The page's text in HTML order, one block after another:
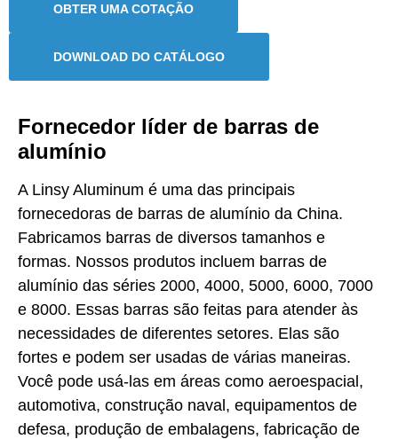
OBTER UMA COTAÇÃO
DOWNLOAD DO CATÁLOGO
Fornecedor líder de barras de
alumínio
A Linsy Aluminum é uma das principais
fornecedoras de barras de alumínio da China.
Fabricamos barras de diversos tamanhos e
formas. Nossos produtos incluem barras de
alumínio das séries 2000, 4000, 5000, 6000, 7000
e 8000. Essas barras são feitas para atender às
necessidades de diferentes setores. Elas são
fortes e podem ser usadas de várias maneiras.
Você pode usá-las em áreas como aeroespacial,
automotiva, construção naval, equipamentos de
defesa, produção de embalagens, fabricação de